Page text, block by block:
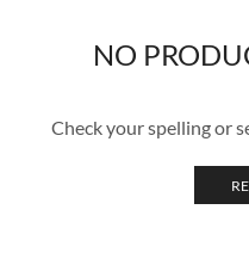
NO
Check your spelling or